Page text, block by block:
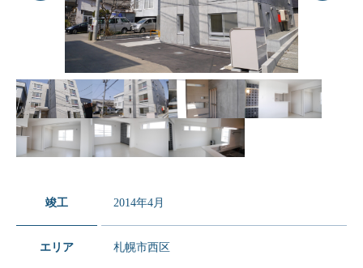
竣工 2014年4月
エリア 札幌市西区